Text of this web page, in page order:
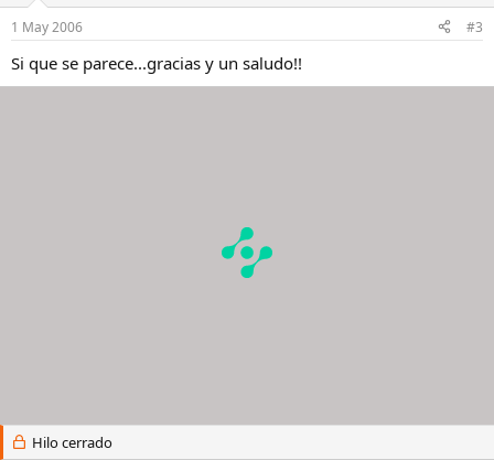
1 May 2006 #3
Si que se parece...gracias y un saludo!!
Hilo cerrado